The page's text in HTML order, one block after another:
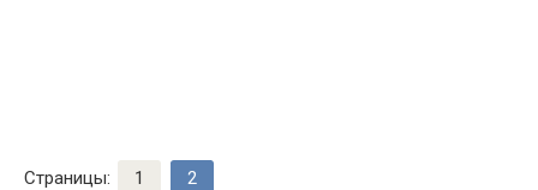
Страницы: 1 2